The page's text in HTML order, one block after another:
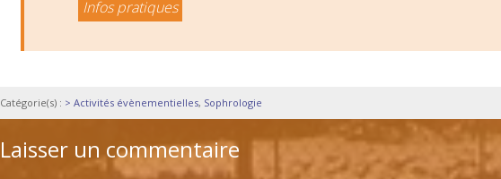
Infos pratiques
Catégorie(s) : > Activités évènementielles, Sophrologie
Laisser un commentaire